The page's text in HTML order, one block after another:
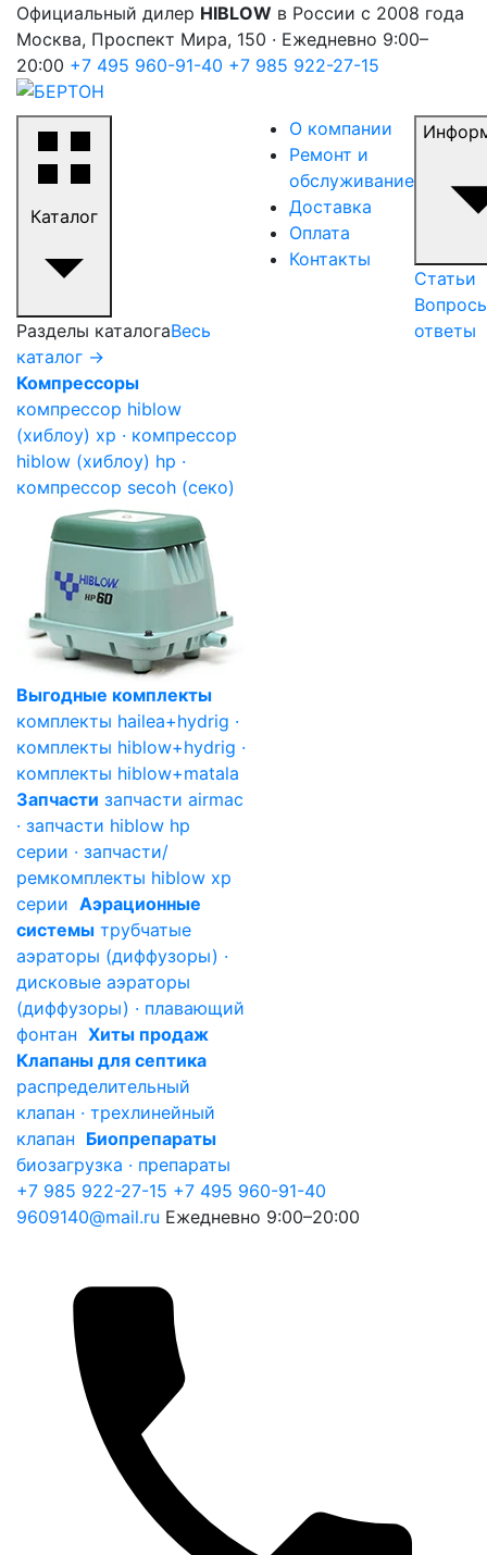
Официальный дилер HIBLOW в России с 2008 года
Москва, Проспект Мира, 150 · Ежедневно 9:00–
20:00 +7 495 960-91-40 +7 985 922-27-15
Каталог
Разделы каталогаВесь
каталог →
Компрессоры
компрессор hiblow
(хиблоу) xp · компрессор
hiblow (хиблоу) hp ·
компрессор secoh (секо)
Выгодные комплекты
комплекты hailea+hydrig ·
комплекты hiblow+hydrig ·
комплекты hiblow+matala
Запчасти запчасти airmac
· запчасти hiblow hp
серии · запчасти/
ремкомплекты hiblow xp
серии Аэрационные
системы трубчатые
аэраторы (диффузоры) ·
дисковые аэраторы
(диффузоры) · плавающий
фонтан Хиты продаж
Клапаны для септика
распределительный
клапан · трехлинейный
клапан Биопрепараты
биозагрузка · препараты
О компании
Ремонт и
обслуживание
Доставка
Оплата
Контакты
Статьи
ответы
+7 985 922-27-15 +7 495 960-91-40
9609140@mail.ru Ежедневно 9:00–20:00